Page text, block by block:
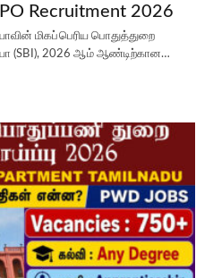
Recruitment 2026
மிகப்பெரிய பொதுத்துறை
(SBI), 2026 ஆம் ஆண்டிற்கான…